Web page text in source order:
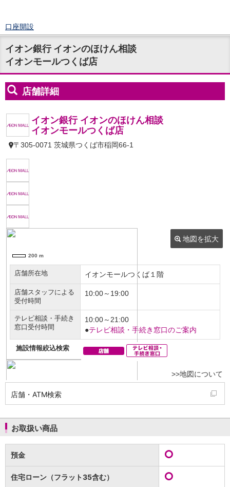
口座開設
ログイン
チャット
メニュー
商品・サービス
預金
円預金TOP
定期預金
積立式定期預金
外貨預金 TOP
NISA
金銭信託のしくみ
取扱商品一覧
iDeCo・国民年金基金
iDeCo（個人型確定拠出年金）
国民年金基金
ロボアドバイザークラウドファンディングTOP
WealthNavi for イオン銀行（ロボアドバイザー）
まいクラウドファンディング
ローン
住宅ローン
新規お借入れの方
お借換えの方
フラット35
リ・バース60
カードローン
目的別ローンマイページ
保険
保険TOP
イオン銀行 イオンのほけん相談
イオンモールつくば店
店舗・ATM検索
お取扱い商品
預金
住宅ローン（フラット35含む）